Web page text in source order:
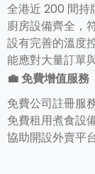
全港近 200 間持
廚房設備齊全，
設有完善的溫度
能應對大量訂單
💼免費增值服務
免費公司註冊服
免費租用煮食設
協助開設外賣平